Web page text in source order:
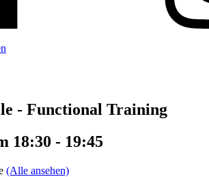
- Functional Training
18:30 - 19:45
(Alle ansehen)